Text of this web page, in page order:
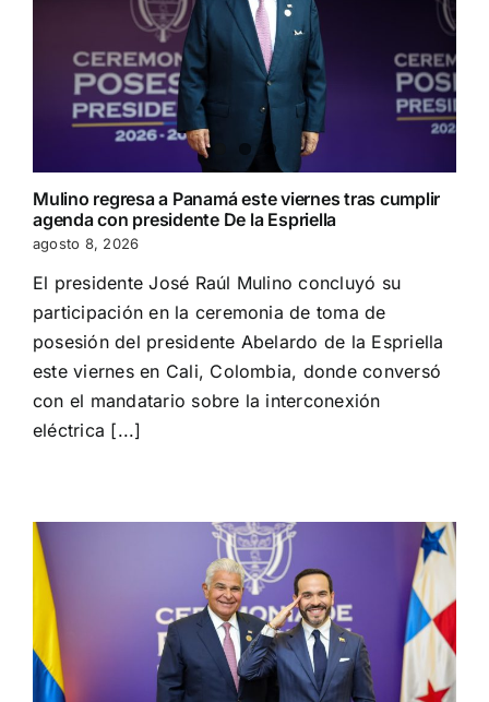
Mulino regresa a Panamá este viernes tras cumplir
agenda con presidente De la Espriella
agosto 8, 2026
El presidente José Raúl Mulino concluyó su
participación en la ceremonia de toma de
posesión del presidente Abelardo de la Espriella
este viernes en Cali, Colombia, donde conversó
con el mandatario sobre la interconexión
eléctrica [...]